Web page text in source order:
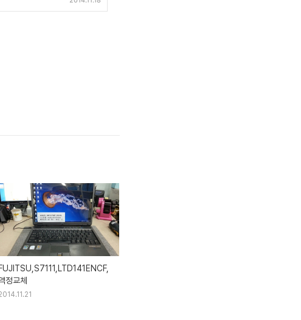
FUJITSU,S7111,LTD141ENCF,
정교체